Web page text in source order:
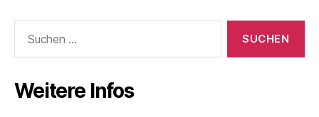
nach:
Weitere Infos